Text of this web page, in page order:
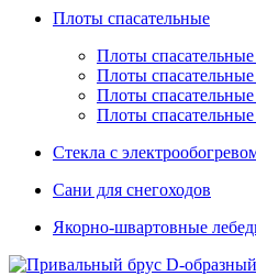
Плоты спасательные
Плoты
Плоты
Плоты
Плоты
Стекла с
Сани для снегоходов
Якорно-швартовные